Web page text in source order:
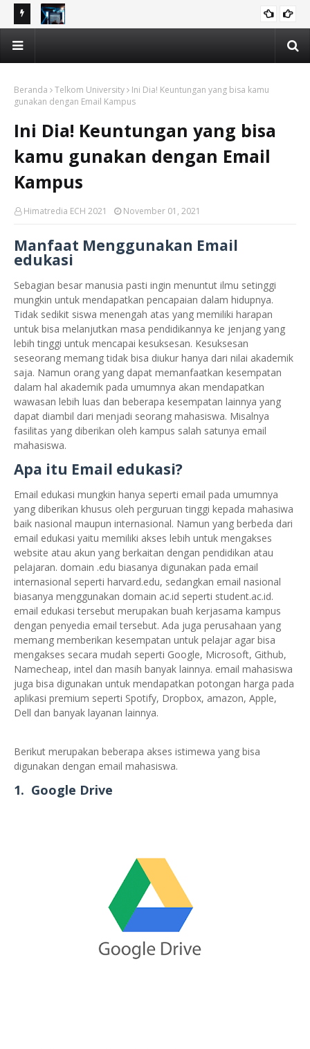
Beranda Telkom University
Ini Dia! Keuntungan yang bisa kamu
gunakan dengan Email Kampus
Ini Dia! Keuntungan yang bisa
kamu gunakan dengan Email
Kampus
Himatredia ECH 2021 November 01, 2021
Manfaat Menggunakan Email
edukasi
Sebagian besar manusia pasti ingin menuntut ilmu setinggi
mungkin untuk mendapatkan pencapaian dalam hidupnya.
Tidak sedikit siswa menengah atas yang memiliki harapan
untuk bisa melanjutkan masa pendidikannya ke jenjang yang
lebih tinggi untuk mencapai kesuksesan. Kesuksesan
seseorang memang tidak bisa diukur hanya dari nilai akademik
saja. Namun orang yang dapat memanfaatkan kesempatan
dalam hal akademik pada umumnya akan mendapatkan
wawasan lebih luas dan beberapa kesempatan lainnya yang
dapat diambil dari menjadi seorang mahasiswa. Misalnya
fasilitas yang diberikan oleh kampus salah satunya email
mahasiswa.
Apa itu Email edukasi?
Email edukasi mungkin hanya seperti email pada umumnya
yang diberikan khusus oleh perguruan tinggi kepada mahasiwa
baik nasional maupun internasional. Namun yang berbeda dari
email edukasi yaitu memiliki akses lebih untuk mengakses
website atau akun yang berkaitan dengan pendidikan atau
pelajaran. domain .edu biasanya digunakan pada email
internasional seperti harvard.edu, sedangkan email nasional
biasanya menggunakan domain ac.id seperti student.ac.id.
email edukasi tersebut merupakan buah kerjasama kampus
dengan penyedia email tersebut. Ada juga perusahaan yang
memang memberikan kesempatan untuk pelajar agar bisa
mengakses secara mudah seperti Google, Microsoft, Github,
Namecheap, intel dan masih banyak lainnya. email mahasiswa
juga bisa digunakan untuk mendapatkan potongan harga pada
aplikasi premium seperti Spotify, Dropbox, amazon, Apple,
Dell dan banyak layanan lainnya.
Berikut merupakan beberapa akses istimewa yang bisa
digunakan dengan email mahasiswa.
1. Google Drive